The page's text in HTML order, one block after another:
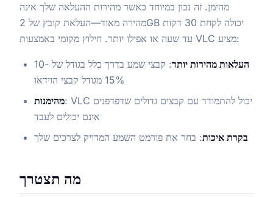
מהימן. זה נכון במיוחד כאשר מהירות ההעלאה שלך אינה
מהירה מאוד—העלאת קובץ של 2GB יכולה לקחת 30 דקות
עד שעה או אפילו יותר. חילוץ מקומי באמצעות VLC מציע:
העלאות מהירות יותר
: קבצי שמע בדרך כלל בגודל של 10-
15% מגודל קבצי הוידאו
מהימנות: VLC יכול להתמודד עם קבצים גדולים שדפדפנים
אינם יכולים לעבד
בקרת איכות: בחר את פורמט השמע המדויק לצרכים שלך
מה תצטרך